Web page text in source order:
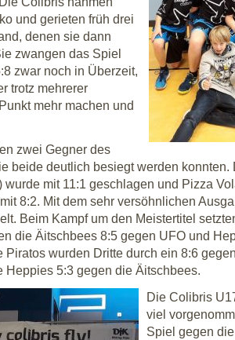
und gerieten früh drei
denen sie dann
zwangen das Spiel
zwar noch in Überzeit,
trotz mehrerer
mehr machen und
zwei Gegner des
beide deutlich besiegt werden konnten.
wurde mit 11:1 geschlagen und Pizza
8:2. Mit dem sehr versöhnlichen
Beim Kampf um den Meistertitel
die Äitschbees 8:5 gegen UFO und
Piratos wurden Dritte durch ein 8:6
Heppies 5:3 gegen die Äitschbees.
Die Colibris
viel
Spiel gegen